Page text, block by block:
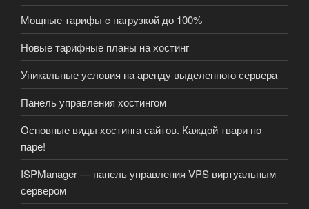
Мощные тарифы c нагрузкой до 100%
Новые тарифные планы на хостинг
Уникальные условия на аренду выделенного сервера
Панель управления хостингом
Основные виды хостинга сайтов. Каждой твари по
паре!
ISPManager — панель управления VPS виртуальным
сервером